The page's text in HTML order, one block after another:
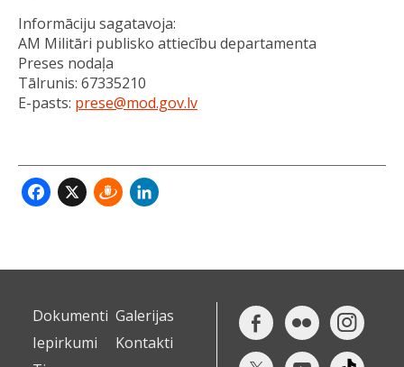
Informāciju sagatavoja:
AM Militāri publisko attiecību departamenta
Preses nodaļa
Tālrunis: 67335210
E-pasts: prese@mod.gov.lv
Facebook
X Draugiem
Dokumenti Galerijas
Iepirkumi
Kontakti